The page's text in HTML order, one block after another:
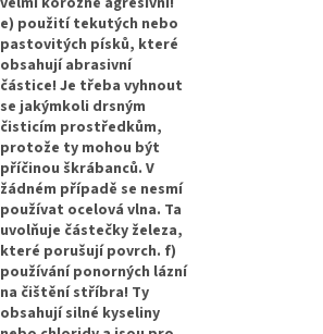
e) použití tekutých nebo
pastovitých písků, které
obsahují abrasivní
částice! Je třeba vyhnout
se jakýmkoli drsným
čisticím prostředkům,
protože ty mohou být
příčinou škrábanců. V
žádném případě se nesmí
používat ocelová vlna. Ta
uvolňuje částečky železa,
které porušují povrch. f)
používání ponorných lázní
na čištění stříbra! Ty
obsahují silné kyseliny